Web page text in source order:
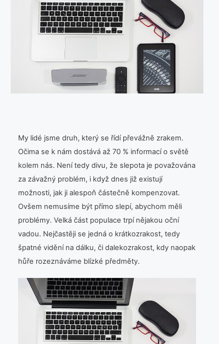
Láska
Móda
Společnost
Web
Zvířata
My lidé jsme druh, který se řídí převážně zrakem.
Očima se k nám dostává až 70 % informací o světě
kolem nás. Není tedy divu, že slepota je považována
za závažný problém, i když dnes již existují
možnosti, jak ji alespoň částečně kompenzovat.
Ovšem nemusíme být přímo slepí, abychom měli
problémy. Velká část populace trpí nějakou oční
vadou. Nejčastěji se jedná o krátkozrakost, tedy
špatné vidění na dálku, či dalekozrakost, kdy naopak
hůře rozeznáváme blízké předměty.